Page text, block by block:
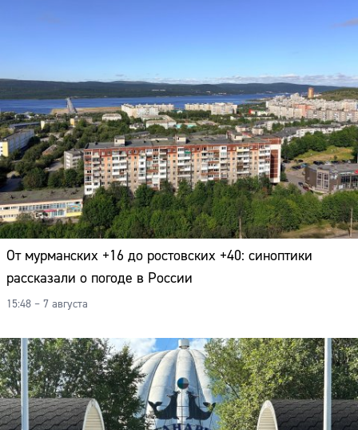
От мурманских +16 до ростовских +40: синоптики
рассказали о погоде в России
15:48 – 7 августа